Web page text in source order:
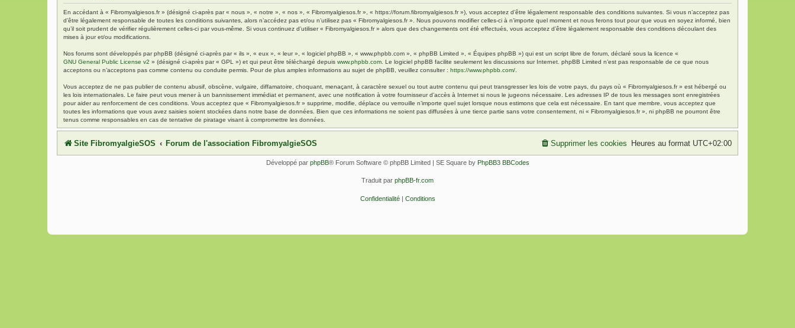
En accédant à « Fibromyalgiesos.fr » (désigné ci-après par « nous », « notre », « nos », « Fibromyalgiesos.fr », « https://forum.fibromyalgiesos.fr »), vous acceptez d’être légalement responsable des conditions suivantes. Si vous n’acceptez pas
d’être légalement responsable de toutes les conditions suivantes, alors n’accédez pas et/ou n’utilisez pas « Fibromyalgiesos.fr ». Nous pouvons modifier celles-ci à n’importe quel moment et nous ferons tout pour que vous en soyez informé, bien
qu’il soit prudent de vérifier régulièrement celles-ci par vous-même. Si vous continuez d’utiliser « Fibromyalgiesos.fr » alors que des changements ont été effectués, vous acceptez d’être légalement responsable des conditions découlant des
mises à jour et/ou modifications.
Nos forums sont développés par phpBB (désigné ci-après par « ils », « eux », « leur », « logiciel phpBB », « www.phpbb.com », « phpBB Limited », « Équipes phpBB ») qui est un script libre de forum, déclaré sous la licence «
GNU General Public License v2 » (désigné ci-après par « GPL ») et qui peut être téléchargé depuis www.phpbb.com . Le logiciel phpBB facilite seulement les discussions sur Internet. phpBB Limited n’est pas responsable de ce que nous
acceptons ou n’acceptons pas comme contenu ou conduite permis. Pour de plus amples informations au sujet de phpBB, veuillez consulter : https://www.phpbb.com/
Vous acceptez de ne pas publier de contenu abusif, obscène, vulgaire, diffamatoire, choquant, menaçant, à caractère sexuel ou tout autre contenu qui peut transgresser les lois de votre pays, du pays où « Fibromyalgiesos.fr » est hébergé ou
les lois internationales. Le faire peut vous mener à un bannissement immédiat et permanent, avec une notification à votre fournisseur d’accès à Internet si nous le jugeons nécessaire. Les adresses IP de tous les messages sont enregistrées
pour aider au renforcement de ces conditions. Vous acceptez que « Fibromyalgiesos.fr » supprime, modifie, déplace ou verrouille n’importe quel sujet lorsque nous estimons que cela est nécessaire. En tant que membre, vous acceptez que
toutes les informations que vous avez saisies soient stockées dans notre base de données. Bien que ces informations ne soient pas diffusées à une tierce partie sans votre consentement, ni « Fibromyalgiesos.fr », ni phpBB ne pourront être
tenus comme responsables en cas de tentative de piratage visant à compromettre les données.
Site FibromyalgieSOS Forum de l'association FibromyalgieSOS Heures au format UTC+02:00
Supprimer les cookies
Développé par phpBB® Forum Software © phpBB Limited | SE Square by PhpBB3 BBCodes
Traduit par phpBB-fr.com
Confidentialité| Conditions